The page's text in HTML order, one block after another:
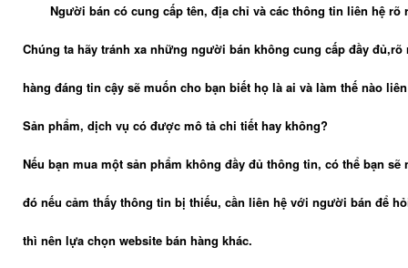
Người bán có cung cấp tên, địa chỉ và các thông tin liên hệ rõ
Chúng ta hãy tránh xa những người bán không cung cấp đầy
hàng đáng tin cậy sẽ muốn cho bạn biết họ là ai và làm thế nào
Sản phẩm, dịch vụ có được mô tả chi tiết hay không?
Nếu bạn mua một sản phẩm không đầy đủ thông tin, có thể bạn
đó nếu cảm thấy thông tin bị thiếu, cần liên hệ với người bán để
thì nên lựa chọn website bán hàng khác.